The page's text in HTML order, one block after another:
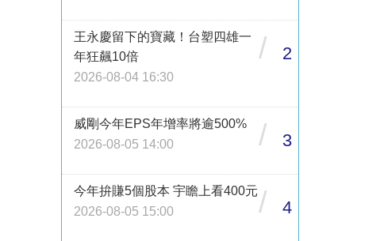
王永慶留下的寶藏！台塑四雄一
年狂飆10倍
2026-08-04 16:30
/ 2
威剛今年EPS年增率將逾500%
2026-08-05 14:00
/ 3
今年拚賺5個股本 宇瞻上看400元
2026-08-05 15:00
/ 4